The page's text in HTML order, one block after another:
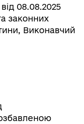
08.08.2025
законних
Виконавчий